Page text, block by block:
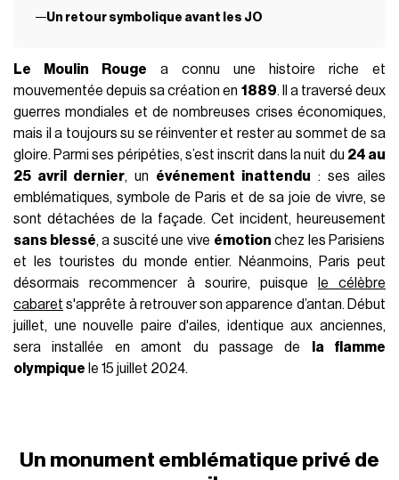
AUTEUR
Joor Ekabouma
DANS CET ARTICLE
Un retour symbolique avant les JO